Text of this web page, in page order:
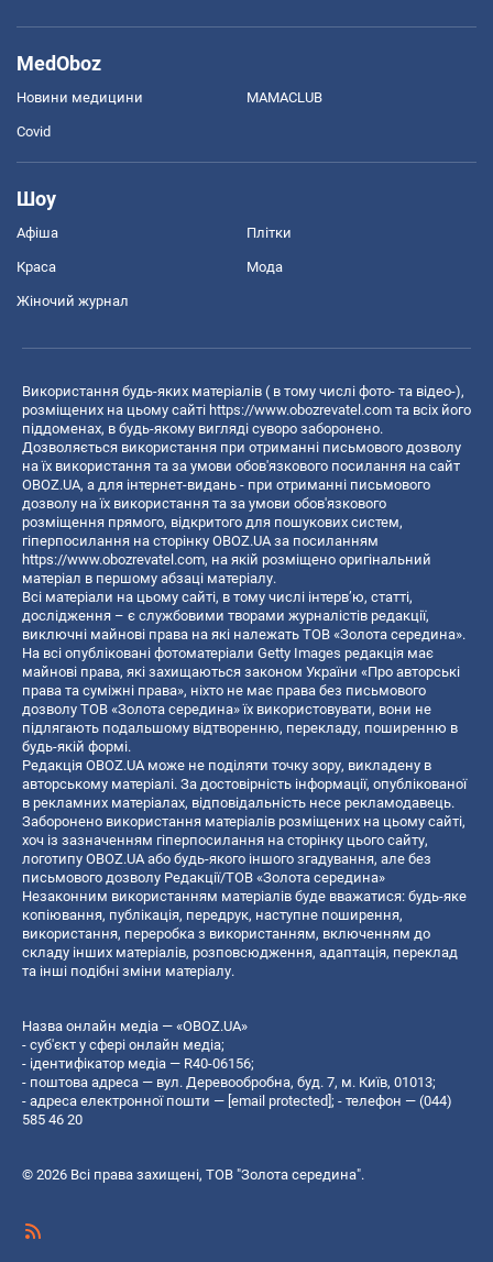
MedOboz
Новини медицини MAMACLUB
Covid
Шоу
Афіша Плітки
Краса Мода
Жіночий журнал
Використання будь-яких матеріалів ( в тому числі фото- та відео-),
розміщених на цьому сайті https://www.obozrevatel.com та всіх його
піддоменах, в будь-якому вигляді суворо заборонено.
Дозволяється використання при отриманні письмового дозволу
на їх використання та за умови обов'язкового посилання на сайт
OBOZ.UA, а для інтернет-видань - при отриманні письмового
дозволу на їх використання та за умови обов'язкового
розміщення прямого, відкритого для пошукових систем,
гіперпосилання на сторінку OBOZ.UA за посиланням
https://www.obozrevatel.com, на якій розміщено оригінальний
матеріал в першому абзаці матеріалу.
Всі матеріали на цьому сайті, в тому числі інтерв’ю, статті,
дослідження – є службовими творами журналістів редакції,
виключні майнові права на які належать ТОВ «Золота середина».
На всі опубліковані фотоматеріали Getty Images редакція має
майнові права, які захищаються законом України «Про авторські
права та суміжні права», ніхто не має права без письмового
дозволу ТОВ «Золота середина» їх використовувати, вони не
підлягають подальшому відтворенню, перекладу, поширенню в
будь-якій формі.
Редакція OBOZ.UA може не поділяти точку зору, викладену в
авторському матеріалі. За достовірність інформації, опублікованої
в рекламних матеріалах, відповідальність несе рекламодавець.
Заборонено використання матеріалів розміщених на цьому сайті,
хоч із зазначенням гіперпосилання на сторінку цього сайту,
логотипу OBOZ.UA або будь-якого іншого згадування, але без
письмового дозволу Редакції/ТОВ «Золота середина»
Незаконним використанням матеріалів буде вважатися: будь-яке
копiювання, публiкацiя, передрук, наступне поширення,
використання, переробка з використанням, включенням до
складу інших матеріалів, розповсюдження, адаптація, переклад
та інші подібні зміни матеріалу.
Назва онлайн медіа — «OBOZ.UA»
- суб'єкт у сфері онлайн медіа;
- ідентифікатор медіа — R40-06156;
- поштова адреса — вул. Деревообробна, буд. 7, м. Київ, 01013;
- адреса електронної пошти — [email protected]; - телефон — (044)
585 46 20
© 2026 Всі права захищені, ТОВ "Золота середина".